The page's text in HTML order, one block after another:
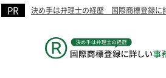
決め手は弁理士の経歴 国際商標登録に